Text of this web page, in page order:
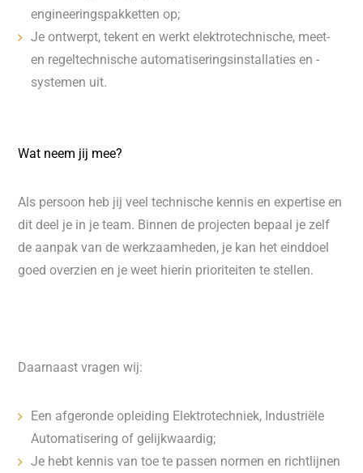
engineeringspakketten op;
Je ontwerpt, tekent en werkt elektrotechnische, meet-
en regeltechnische automatiseringsinstallaties en -
systemen uit.
Wat neem jij mee?
Als persoon heb jij veel technische kennis en expertise en
dit deel je in je team. Binnen de projecten bepaal je zelf
de aanpak van de werkzaamheden, je kan het einddoel
goed overzien en je weet hierin prioriteiten te stellen.
Daarnaast vragen wij:
Een afgeronde opleiding Elektrotechniek, Industriële
Automatisering of gelijkwaardig;
Je hebt kennis van toe te passen normen en richtlijnen